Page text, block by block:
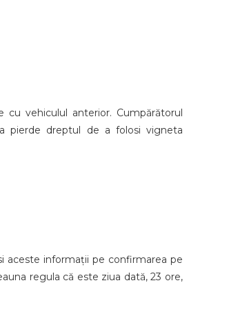
vehiculul anterior. Cumpărătorul
pierde dreptul de a folosi vigneta
aceste informații pe confirmarea pe
regula că este ziua dată, 23 ore,